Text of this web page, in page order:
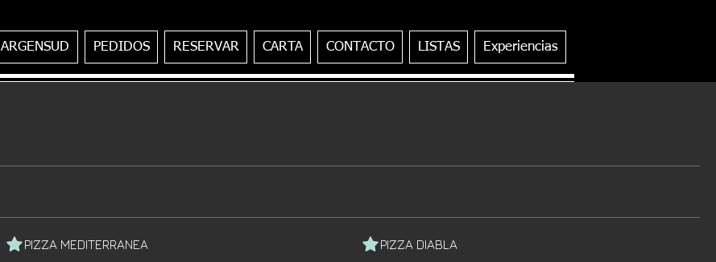
ARGENSUD PEDIDOS RESERVAR CARTA CONTACTO LISTAS Experiencias
PIZZA MEDITERRANEA PIZZA DIABLA